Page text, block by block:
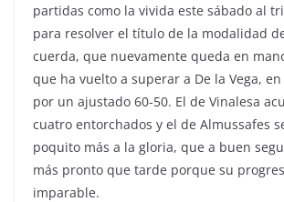
partidas como la vivida este sábado al
para resolver el título de la modalidad
cuerda, que nuevamente queda en
que ha vuelto a superar a De la Vega,
por un ajustado 60-50. El de Vinalesa
cuatro entorchados y el de Almussafes
poquito más a la gloria, que a buen
más pronto que tarde porque su
imparable.